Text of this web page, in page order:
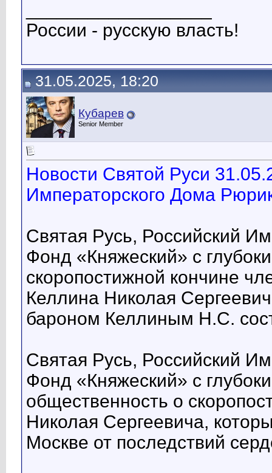
России - русскую власть!
31.05.2025, 18:20
Кубарев
Senior Member
Новости Святой Руси
Императорского Дома
Святая Русь, Российский
Фонд «Княжеский» с
скоропостижной кончине
Келлина Николая
бароном Келлиным Н.С.
Святая Русь, Российский
Фонд «Княжеский» с
общественность о
Николая Сергеевича,
Москве от последствий